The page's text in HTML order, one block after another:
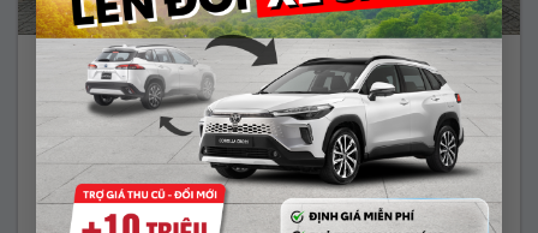
COROLLA CROSS 1.8V – 2022
685.000.000 Vnđ
Năm sản xuất:2022 Màu:TRẮNG
ODO:59.844 Km Hộp số:TỰ ĐỘNG